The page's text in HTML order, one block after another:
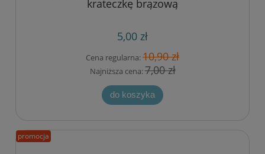
krateczkę brązową
5,00 zł
Cena regularna:10,90 zł
Najniższa cena:7,00 zł
do koszyka
promocja